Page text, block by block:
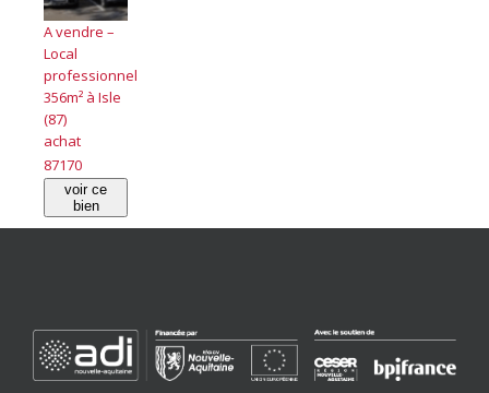
A vendre –
Local
professionnel
356m² à Isle
(87)
achat
87170
voir ce
bien